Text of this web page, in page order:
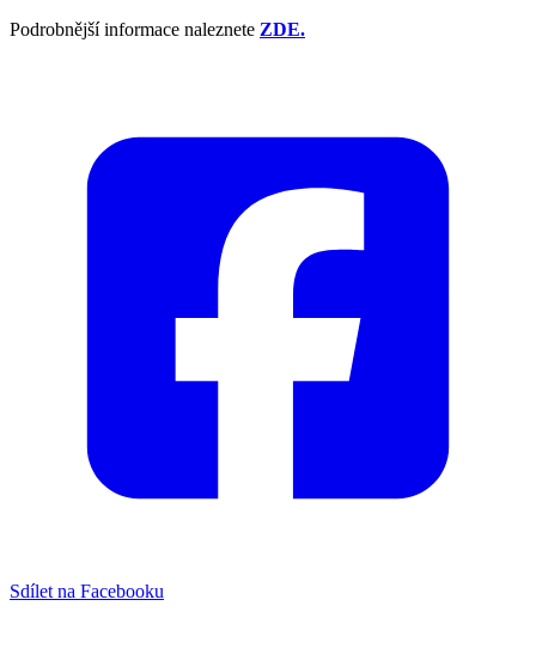
Podrobnější informace naleznete ZDE.
Sdílet na Facebooku